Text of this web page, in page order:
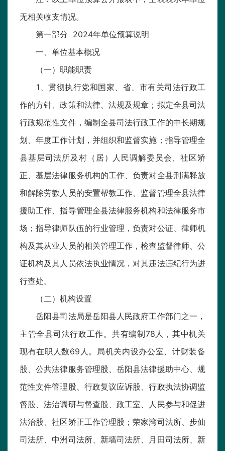
无相关收支情况。
第一部分 2024年单位预算说明
一、单位基本概况
（一）职能职责
1、贯彻执行党和国家、省、市有关司法行政工
作的方针、政策和法律、法规及规章；拟定全县司法
行政规范性文件，编制全县司法行政工作的中长期规
划、年度工作计划，并组织和监督实施；指导管理全
县基层司法所及村（居）人民调解委员会、社区矫
正、基层法律服务机构的工作、负责对全县刑满释放
和解除劳教人员的安置帮教工作、监督管理全县法律
援助工作、指导管理全县法律服务机构和法律服务市
场；指导律师队伍的行业管理，负责对公证、律师机
构及其从业人员的相关管理工作，检查监督律师、公
证机构及其人员依法执业情况，对其违法违纪行为进
行查处。
（二）机构设置
岳阳县司法局是岳阳县人民政府工作部门之一，
主管全县司法行政工作。共有编制78人，其中机关
现有在职人数69人。局机关内设办公室、计财装备
股、公共法律服务管理股、岳阳县法律援助中心、规
范性文件管理股、行政复议应诉股、行政执法协调监
督股、法治调研与督查股、政工室、人民参与和促进
法治股、社区矫正工作管理股；荣家湾司法所、步仙
司法所、中洲司法所、新墙司法所、月田司法所、新